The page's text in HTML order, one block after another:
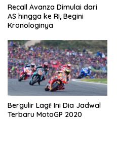
Recall Avanza Dimulai dari
AS hingga ke RI, Begini
Kronologinya
Bergulir Lagi! Ini Dia Jadwal
Terbaru MotoGP 2020